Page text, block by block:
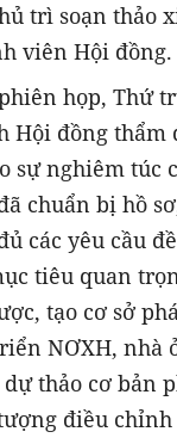
trì soạn thảo
viên Hội đồng.
họp, Thứ
Hội đồng thẩm
sự nghiêm túc
chuẩn bị hồ
các yêu cầu
tiêu quan
tạo cơ sở
NƠXH, nhà
thảo cơ bản
điều